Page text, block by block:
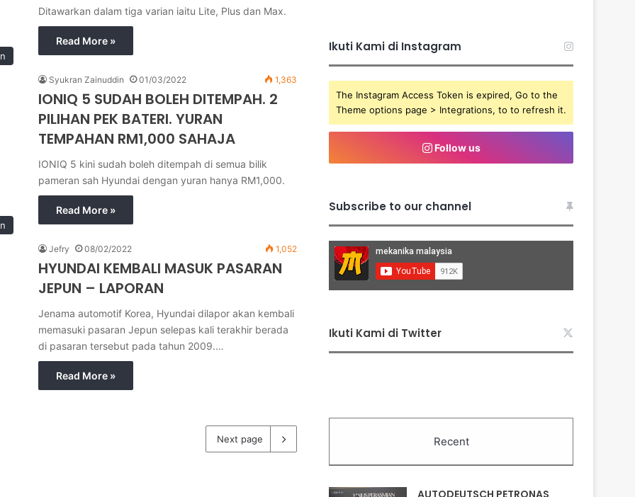
Ditawarkan dalam tiga varian iaitu Lite, Plus dan Max.
Read More »
Syukran Zainuddin 01/03/2022 1,363
IONIQ 5 SUDAH BOLEH DITEMPAH. 2
PILIHAN PEK BATERI. YURAN
TEMPAHAN RM1,000 SAHAJA
IONIQ 5 kini sudah boleh ditempah di semua bilik
pameran sah Hyundai dengan yuran hanya RM1,000.
Read More »
Jefry 08/02/2022 1,052
HYUNDAI KEMBALI MASUK PASARAN
JEPUN – LAPORAN
Jenama automotif Korea, Hyundai dilapor akan kembali
memasuki pasaran Jepun selepas kali terakhir berada
di pasaran tersebut pada tahun 2009.…
Read More »
Next page
Ikuti Kami di Instagram
The Instagram Access Token is expired, Go to the
Theme options page > Integrations, to to refresh it.
Follow us
Subscribe to our channel
Ikuti Kami di Twitter
Recent
AUTODEUTSCH PETRONAS